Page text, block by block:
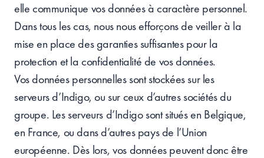
elle communique vos données à caractère personnel.
Dans tous les cas, nous nous efforçons de veiller à la
mise en place des garanties suffisantes pour la
protection et la confidentialité de vos données.
Vos données personnelles sont stockées sur les
serveurs d’Indigo, ou sur ceux d’autres sociétés du
groupe. Les serveurs d’Indigo sont situés en Belgique,
en France, ou dans d’autres pays de l’Union
européenne. Dès lors, vos données peuvent donc être